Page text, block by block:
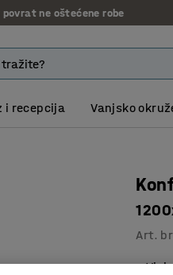
povrat ne oštećene robe
i recepcija Vanjsko
Art.